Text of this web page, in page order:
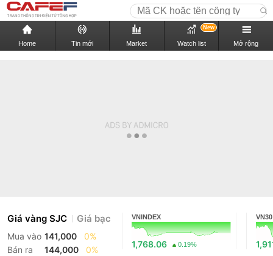
Home Tin mới Market Watch list
New
Mở rộng
Giá vàng SJC Giá bạc
Mua vào 141,000
0%
Bán ra
144,000 0%
VNINDEX
1,768.06 0.19%
VN30